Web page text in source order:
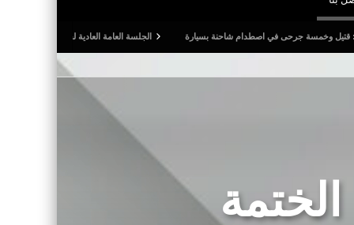
في اصطدام شاحنة بسيارة الجلسة العامة العادية لجامعة كرة القدم: المصادقة على